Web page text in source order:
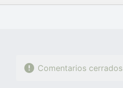
FACEBOOK
TWITTERFLIPBOARD
E-
WHATSAPP
Comentarios cerrados